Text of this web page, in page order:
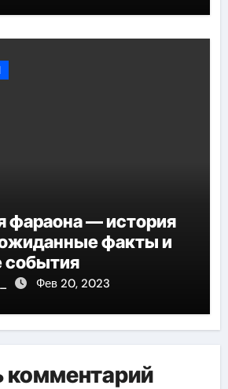
фараона — история
факты и
Фев 20, 2023
комментарий